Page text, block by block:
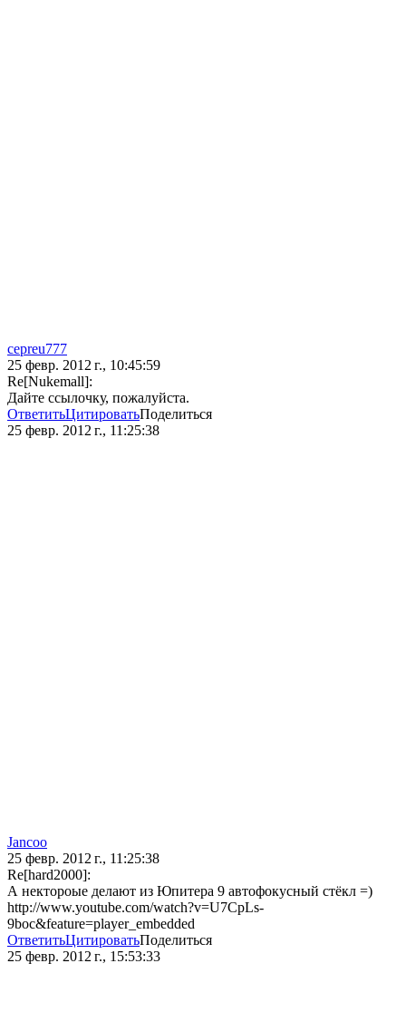
cepreu777
25 февр. 2012 г., 10:45:59
Re[Nukemall]:
Дайте ссылочку, пожалуйста.
ОтветитьЦитироватьПоделиться
25 февр. 2012 г., 11:25:38
Jancoo
25 февр. 2012 г., 11:25:38
Re[hard2000]:
А нектороые делают из Юпитера 9 автофокусный стёкл =)
http://www.youtube.com/watch?v=U7CpLs-
9boc&feature=player_embedded
ОтветитьЦитироватьПоделиться
25 февр. 2012 г., 15:53:33